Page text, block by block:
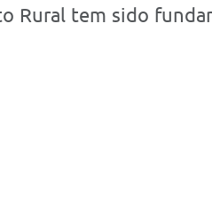
Rural tem sido